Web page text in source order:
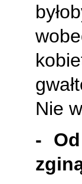
Nie
-